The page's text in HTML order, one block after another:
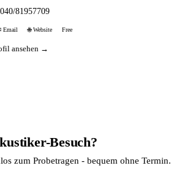
040/81957709
Email 🌐 Website Free
ansehen →
Besuch?
zum Probetragen - bequem ohne Termin.